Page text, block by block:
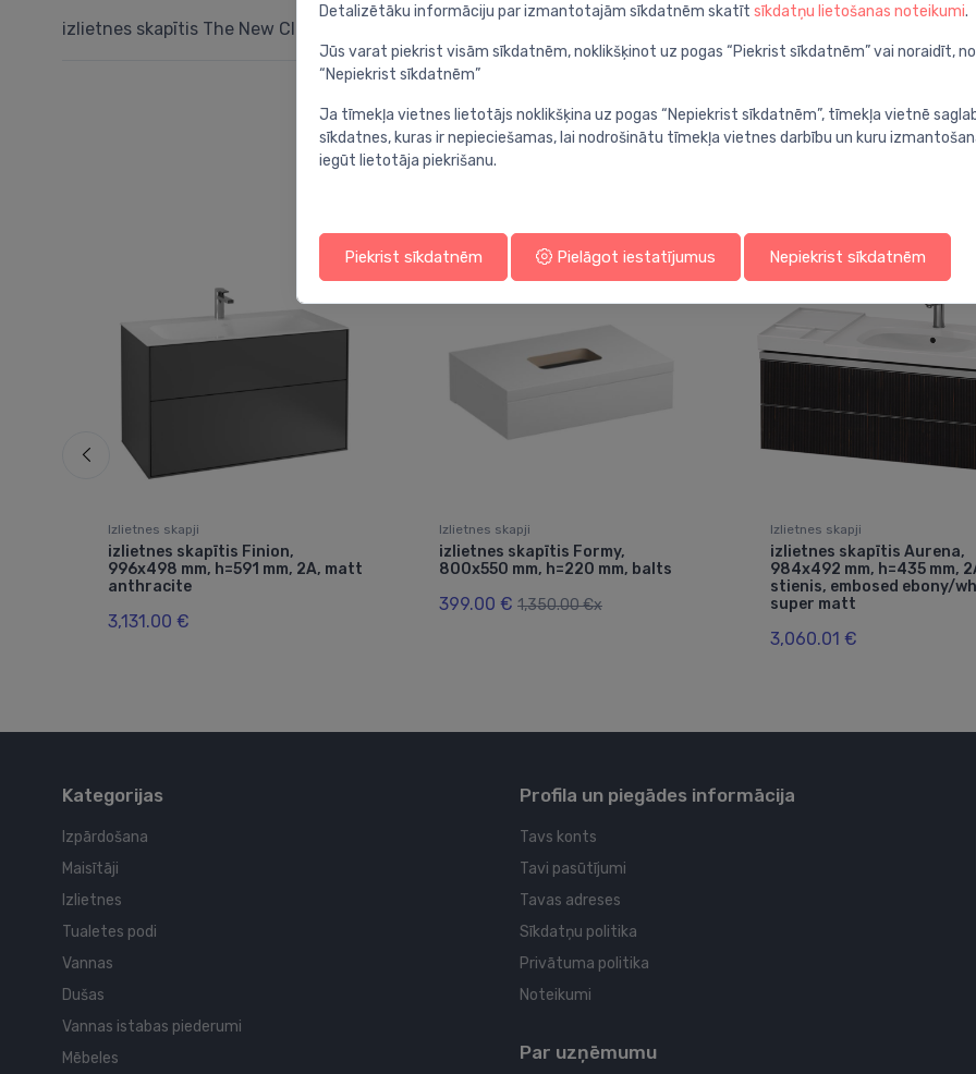
izlietnes skapītis The New Classic, 780x320 mm, h=340 mm, 1A, blacked oak
Izlietnes skapji
izlietnes skapītis Finion,
996x498 mm, h=591 mm, 2A, matt
anthracite
3,131.00 €
Izlietnes skapji
izlietnes skapītis Formy,
800x550 mm, h=220 mm, balts
399.00 € 1,350.00 €x
Izlietnes skapji
izlietnes skapītis Aurena,
984x492 mm, h=435 mm,
stienis, embosed ebony/
super matt
3,060.01 €
Kategorijas
Izpārdošana
Maisītāji
Izlietnes
Tualetes podi
Vannas
Dušas
Vannas istabas piederumi
Mēbeles
Profila un piegādes informācija
Tavs konts
Tavi pasūtījumi
Tavas adreses
Sīkdatņu politika
Privātuma politika
Noteikumi
Par uzņēmumu
Detalizētāku informāciju par izmantotajām sīkdatnēm skatīt sīkdatņu lietošanas noteikumi.
Jūs varat piekrist visām sīkdatnēm, noklikšķinot uz pogas “Piekrist sīkdatnēm” vai noraidīt,
“Nepiekrist sīkdatnēm”
Ja tīmekļa vietnes lietotājs noklikšķina uz pogas “Nepiekrist sīkdatnēm”, tīmekļa vietnē
sīkdatnes, kuras ir nepieciešamas, lai nodrošinātu tīmekļa vietnes darbību un kuru
iegūt lietotāja piekrišanu.
Piekrist sīkdatnēm Pielāgot iestatījumus Nepiekrist sīkdatnēm